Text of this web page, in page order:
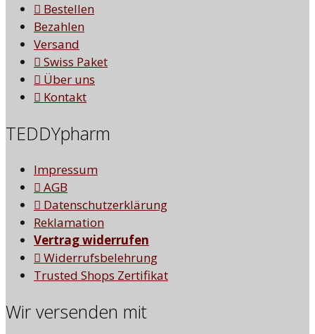
Bestellen
Bezahlen
Versand
Swiss Paket
Über uns
Kontakt
TEDDYpharm
Impressum
AGB
Datenschutzerklärung
Reklamation
Vertrag widerrufen
Widerrufsbelehrung
Trusted Shops Zertifikat
Wir versenden mit